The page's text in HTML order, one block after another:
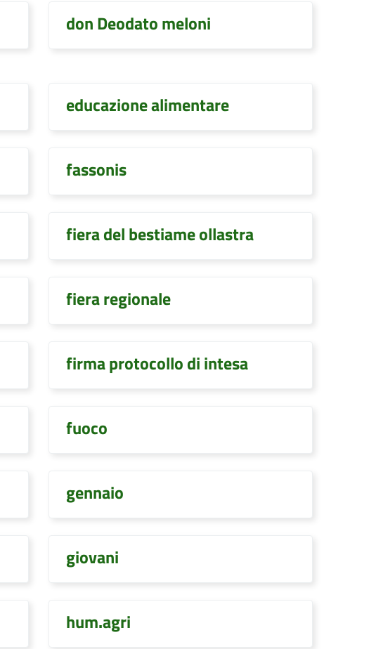
don Deodato meloni
educazione alimentare
fassonis
fiera del bestiame ollastra
fiera regionale
firma protocollo di intesa
fuoco
gennaio
giovani
hum.agri